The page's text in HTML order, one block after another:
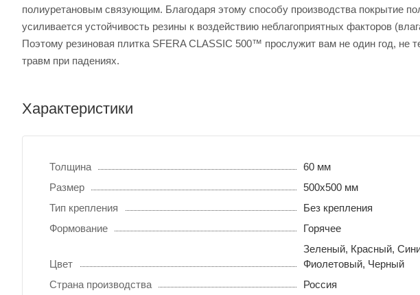
полиуретановым связующим. Благодаря этому способу производства покрытие
усиливается устойчивость резины к воздействию неблагоприятных факторов
Поэтому резиновая плитка SFERA CLASSIC 500™ прослужит вам не один год, не
травм при падениях.
Характеристики
Толщина
60 мм
Размер
500х500 мм
Тип крепления
Без крепления
Формование
Горячее
Цвет
Зеленый, Красный,
Фиолетовый, Черный
Страна производства
Россия